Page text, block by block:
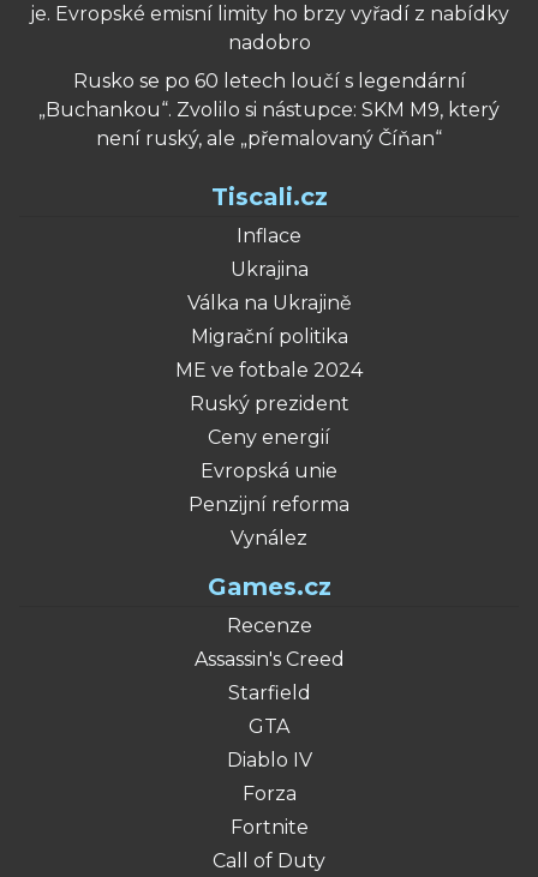
je. Evropské emisní limity ho brzy vyřadí z nabídky
nadobro
Rusko se po 60 letech loučí s legendární
„Buchankou“. Zvolilo si nástupce: SKM M9, který
není ruský, ale „přemalovaný Číňan“
Tiscali.cz
Inflace
Ukrajina
Válka na Ukrajině
Migrační politika
ME ve fotbale 2024
Ruský prezident
Ceny energií
Evropská unie
Penzijní reforma
Vynález
Games.cz
Recenze
Assassin's Creed
Starfield
GTA
Diablo IV
Forza
Fortnite
Call of Duty